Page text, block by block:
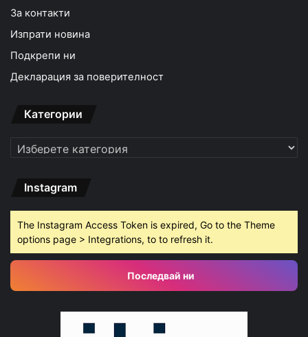
За контакти
Изпрати новина
Подкрепи ни
Декларация за поверителност
Категории
Категории
Instagram
The Instagram Access Token is expired, Go to the Theme
options page > Integrations, to to refresh it.
Последвай ни